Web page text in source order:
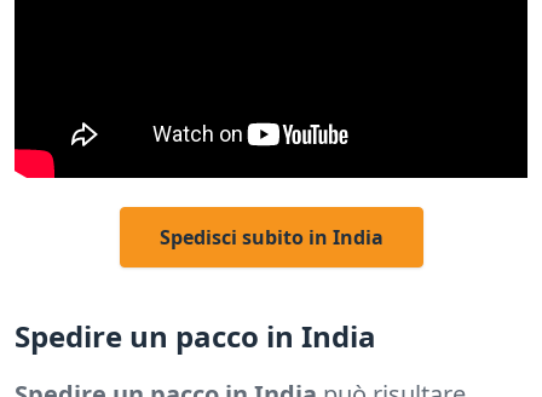
Spedisci subito in India
Spedire un pacco in India